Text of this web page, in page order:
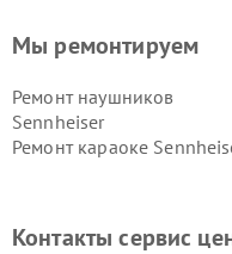
Мы ремонтируем
Ремонт наушников
Sennheiser
Ремонт караоке
Контакты сервис